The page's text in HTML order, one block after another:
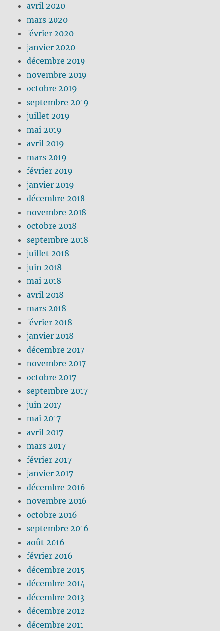
avril 2020
mars 2020
février 2020
janvier 2020
décembre 2019
novembre 2019
octobre 2019
septembre 2019
juillet 2019
mai 2019
avril 2019
mars 2019
février 2019
janvier 2019
décembre 2018
novembre 2018
octobre 2018
septembre 2018
juillet 2018
juin 2018
mai 2018
avril 2018
mars 2018
février 2018
janvier 2018
décembre 2017
novembre 2017
octobre 2017
septembre 2017
juin 2017
mai 2017
avril 2017
mars 2017
février 2017
janvier 2017
décembre 2016
novembre 2016
octobre 2016
septembre 2016
août 2016
février 2016
décembre 2015
décembre 2014
décembre 2013
décembre 2012
décembre 2011